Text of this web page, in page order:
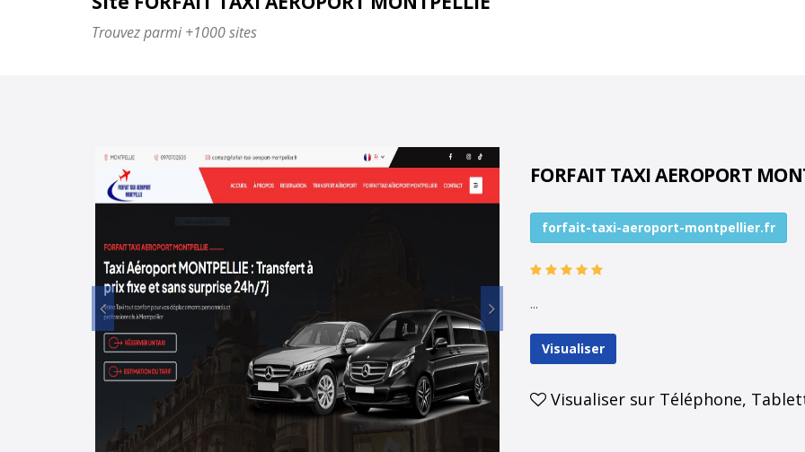
Trouvez parmi +1000 sites
Prec Suiv
FORFAIT TAXI AEROPORT
forfait-taxi-aeroport-montpellier.fr
...
Visualiser
Visualiser sur Téléphone,